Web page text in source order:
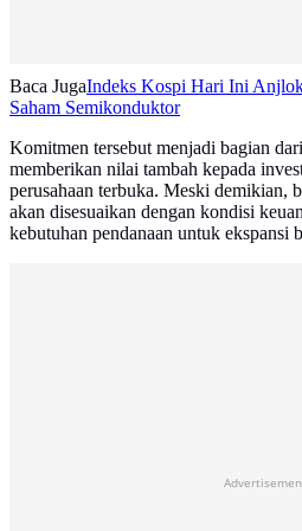
Baca JugaIndeks Kospi Hari Ini
Saham Semikonduktor
Komitmen tersebut menjadi bagian
memberikan nilai tambah kepada
perusahaan terbuka. Meski demikian,
akan disesuaikan dengan kondisi
kebutuhan pendanaan untuk ekspansi